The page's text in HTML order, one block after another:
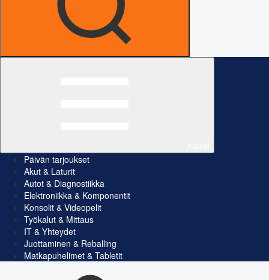
Päivän tarjoukset
Akut & Laturit
Autot & Diagnostiikka
Elektroniikka & Komponentit
Konsolit & Videopelit
Työkalut & Mittaus
IT & Yhteydet
Juottaminen & Reballing
Matkapuhelimet & Tabletit